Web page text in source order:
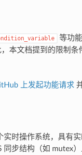
等功
本文档提到的限制条
上发起功能请求
实时操作系统，具有
步结构（如 mutex